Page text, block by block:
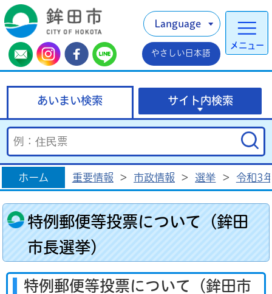
メニュー
Language
やさしい日本語
あいまい検索 サイト内検索
ホーム 重要情報 > 市政情報 > 選挙 > 令和3
特例郵便等投票について（鉾田
市長選挙）
特例郵便等投票について（鉾田市